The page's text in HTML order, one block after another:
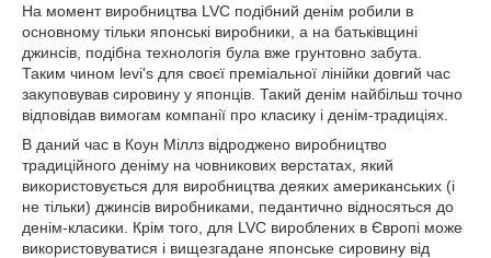
На момент виробництва LVC подібний денім робили в
основному тільки японські виробники, а на батьківщині
джинсів, подібна технологія була вже грунтовно забута.
Таким чином levi's для своєї преміальної лінійки довгий час
закуповував сировину у японців. Такий денім найбільш точно
відповідав вимогам компанії про класику і денім-традиціях.
В даний час в Коун Міллз відроджено виробництво
традиційного деніму на човникових верстатах, який
використовується для виробництва деяких американських (і
не тільки) джинсів виробниками, педантично відносяться до
денім-класики. Крім того, для LVC вироблених в Європі може
використовуватися і вищезгадане японське сировину від